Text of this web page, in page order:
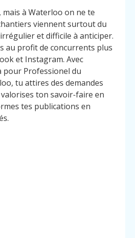
à Waterloo on ne te
viennent surtout du
et difficile à anticiper.
au profit de concurrents plus
et Instagram. Avec
pour Professionel du
tu attires des demandes
ton savoir-faire en
tes publications en